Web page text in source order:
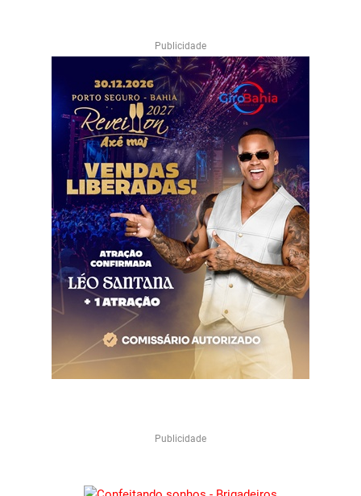
Publicidade
Publicidade